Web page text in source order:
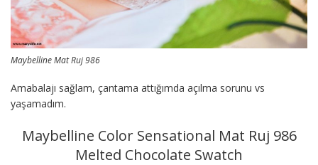
Maybelline Mat Ruj 986
Amabalajı sağlam, çantama attığımda açılma sorunu vs
yaşamadım.
Maybelline Color Sensational Mat Ruj 986
Melted Chocolate Swatch